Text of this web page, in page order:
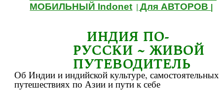
МОБИЛЬНЫЙ Indonet |Для АВТОРОВ
ИНДИЯ ПО-
РУССКИ ~ ЖИВОЙ
ПУТЕВОДИТЕЛЬ
Об Индии и индийской культуре, самостоятельных
путешествиях по Азии и пути к себе